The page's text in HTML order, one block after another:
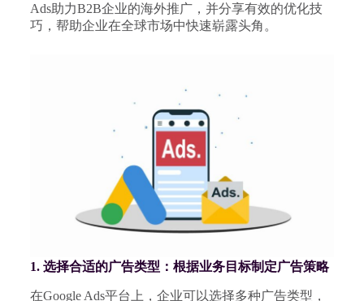
Ads助力B2B企业的海外推广，并分享有效的优化技
巧，帮助企业在全球市场中快速崭露头角。
1. 选择合适的广告类型：根据业务目标制定广告策略
在Google Ads平台上，企业可以选择多种广告类型，